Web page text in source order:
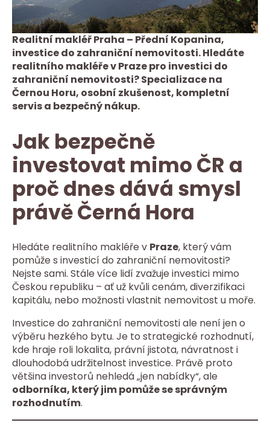
Realitní makléř Praha – Přední Kopanina,
investice do zahraniční nemovitosti. Hledáte
realitního makléře v Praze pro investici do
zahraniční nemovitosti? Specializace na
Černou Horu, osobní zkušenost, kompletní
servis a bezpečný nákup.
Jak bezpečně
investovat mimo ČR a
proč dnes dává smysl
právě Černá Hora
Hledáte realitního makléře v Praze, který vám
pomůže s investicí do zahraniční nemovitosti?
Nejste sami. Stále více lidí zvažuje investici mimo
Českou republiku – ať už kvůli cenám, diverzifikaci
kapitálu, nebo možnosti vlastnit nemovitost u moře.
Investice do zahraniční nemovitosti ale není jen o
výběru hezkého bytu. Je to strategické rozhodnutí,
kde hraje roli lokalita, právní jistota, návratnost i
dlouhodobá udržitelnost investice. Právě proto
většina investorů nehledá „jen nabídky“, ale
odborníka, který jim pomůže se správným
rozhodnutím.